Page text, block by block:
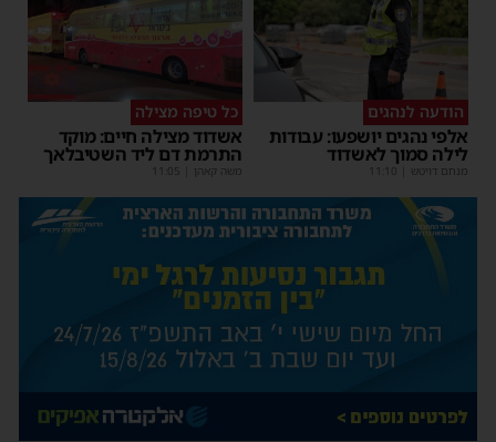
הודעה לנהגים
אלפי נהגים יושפעו: עבודות
לילה סמוך לאשדוד
מנחם דויטש 11:10
כל טיפה מצילה
אשדוד מצילה חיים: מוקד
התרמת דם ליד השטיבלאך
משה קאהן 11:05